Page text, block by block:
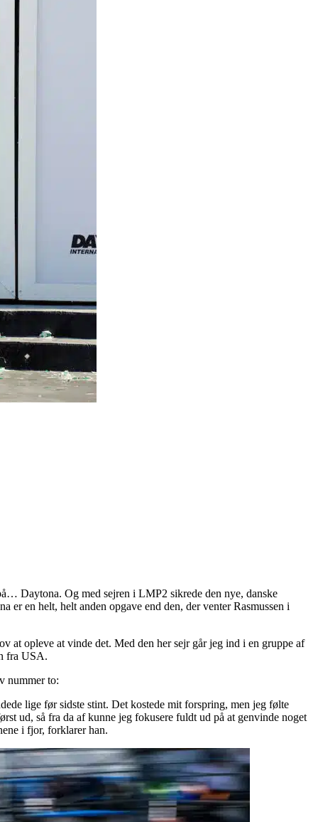
Daytona. Og med sejren i LMP2 sikrede den nye, danske
en helt, helt anden opgave end den, der venter Rasmussen i
at opleve at vinde det. Med den her sejr går jeg ind i en gruppe af
fra USA.
nummer to:
lige før sidste stint. Det kostede mit forspring, men jeg følte
ud, så fra da af kunne jeg fokusere fuldt ud på at genvinde noget
i fjor, forklarer han.